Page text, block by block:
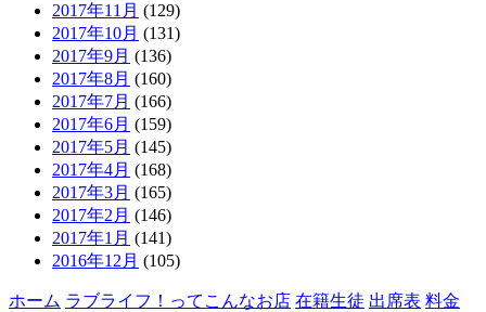
2017年11月 (129)
2017年10月 (131)
2017年9月 (136)
2017年8月 (160)
2017年7月 (166)
2017年6月 (159)
2017年5月 (145)
2017年4月 (168)
2017年3月 (165)
2017年2月 (146)
2017年1月 (141)
2016年12月 (105)
ホーム ラブライフ！ってこんなお店 在籍生徒 出席表 料金